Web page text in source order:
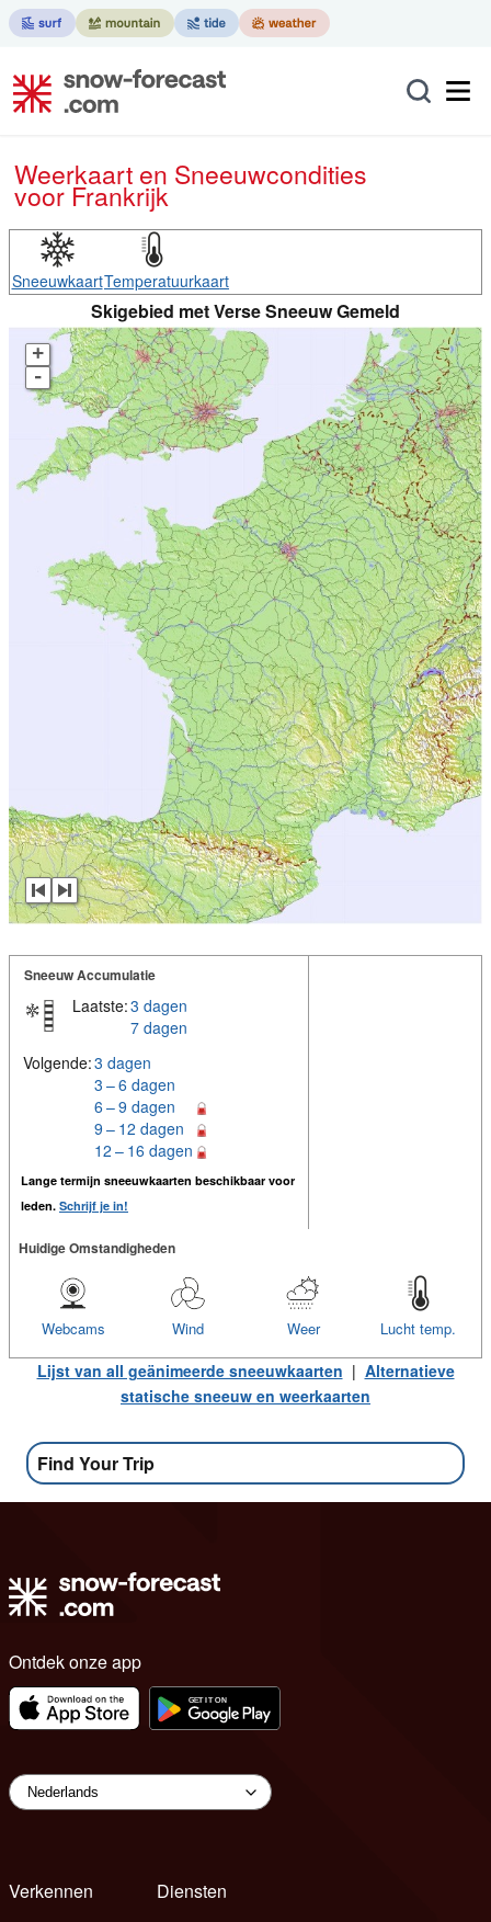
Weerkaart en Sneeuwcondities
voor Frankrijk
SneeuwkaartTemperatuurkaart
Skigebied met Verse Sneeuw Gemeld
+
-
Sneeuw Accumulatie
Laatste:3 dagen
7 dagen
Volgende:3 dagen
3 – 6 dagen
6 – 9 dagen
9 – 12 dagen
12 – 16 dagen
Lange termijn sneeuwkaarten beschikbaar voor
leden. Schrijf je in!
Huidige Omstandigheden
Lucht temp.
Weer
Wind
Webcams
Lijst van all geänimeerde sneeuwkaarten | Alternatieve
statische sneeuw en weerkaarten
Find Your Trip
Ontdek onze app
Verkennen
Diensten